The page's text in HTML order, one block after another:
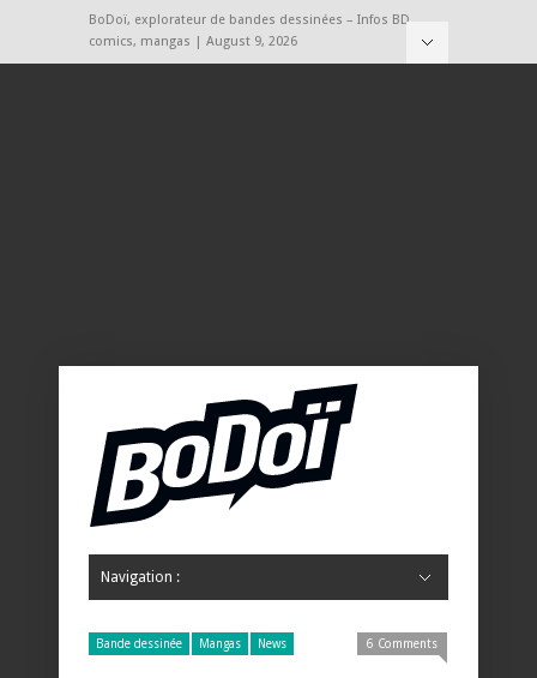
BoDoï, explorateur de bandes dessinées – Infos BD,
comics, mangas | August 9, 2026
Navigation :
Bande dessinée Mangas News 6 Comments